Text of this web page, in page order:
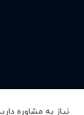
نیاز به مشاوره